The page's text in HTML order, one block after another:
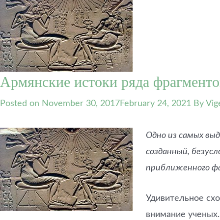
Армянские истоки ряда
Posted on November 30, 2017February 24, 2021 By
Одно из самых
созданный,
приближенного
Удивительное
внимание ученых.